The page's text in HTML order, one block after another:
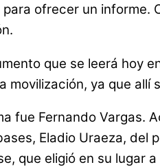
ofrecer un
que se leerá hoy
movilización, ya que allí
fue Fernando Vargas.
Eladio Uraeza, del
que eligió en su lugar